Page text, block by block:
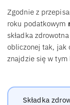
Zgodnie z
roku podatkowym
składka
obliczonej tak, jak
znajdzie się w tym
Składka